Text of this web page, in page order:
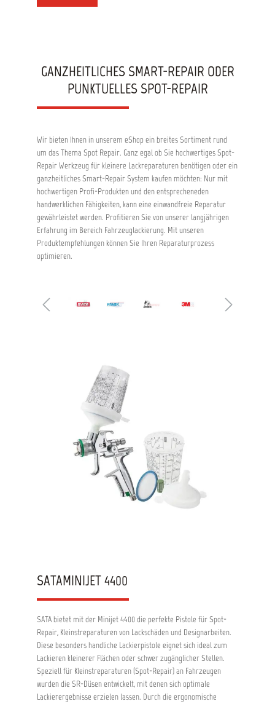
GANZHEITLICHES SMART-REPAIR ODER
PUNKTUELLES SPOT-REPAIR
Wir bieten Ihnen in unserem eShop ein breites Sortiment rund
um das Thema Spot Repair. Ganz egal ob Sie hochwertiges Spot-
Repair Werkzeug für kleinere Lackreparaturen benötigen oder ein
ganzheitliches Smart-Repair System kaufen möchten: Nur mit
hochwertigen Profi-Produkten und den entsprecheneden
handwerklichen Fähigkeiten, kann eine einwandfreie Reparatur
gewährleistet werden. Profitieren Sie von unserer langjährigen
Erfahrung im Bereich Fahrzeuglackierung. Mit unseren
Produktempfehlungen können Sie Ihren Reparaturprozess
optimieren.
Bildergalerie überspringen
SATAMINIJET 4400
SATA bietet mit der Minijet 4400 die perfekte Pistole für Spot-
Repair, Kleinstreparaturen von Lackschäden und Designarbeiten.
Diese besonders handliche Lackierpistole eignet sich ideal zum
Lackieren kleinerer Flächen oder schwer zugänglicher Stellen.
Speziell für Kleinstreparaturen (Spot-Repair) an Fahrzeugen
wurden die SR-Düsen entwickelt, mit denen sich optimale
Lackierergebnisse erzielen lassen. Durch die ergonomische